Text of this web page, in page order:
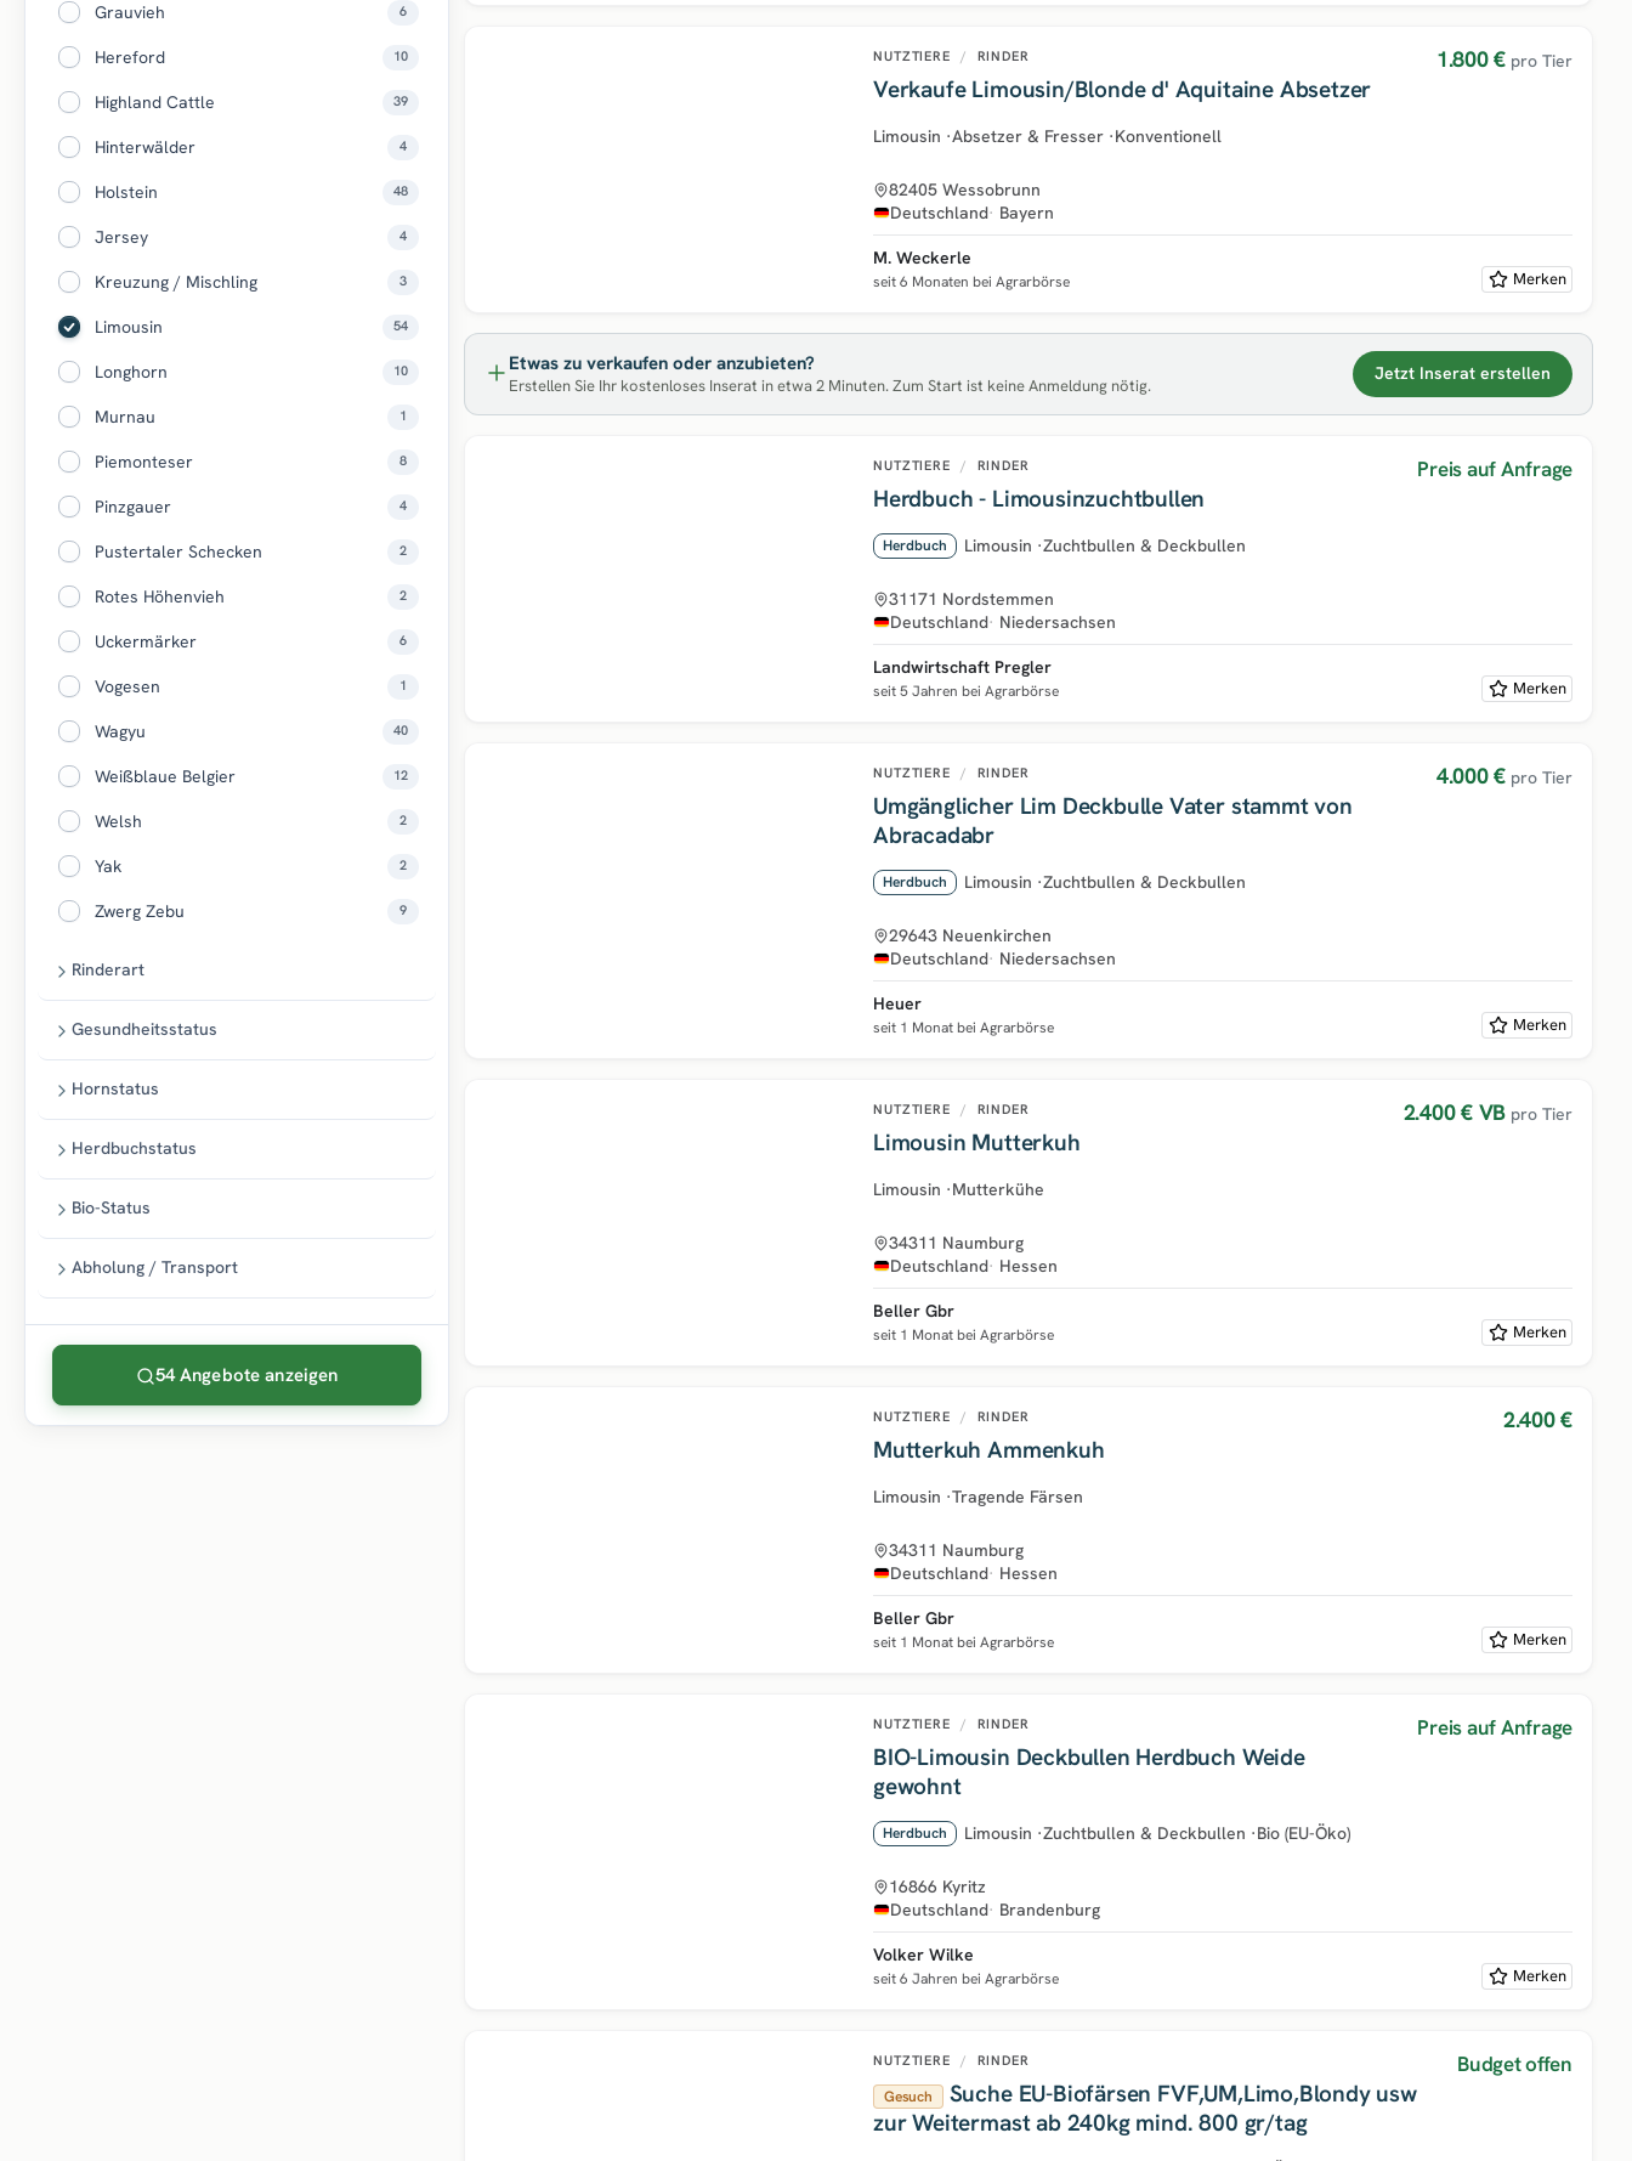
Grauvieh 6
Hereford 10
Highland Cattle 39
Hinterwälder 4
Holstein 48
Jersey 4
Kreuzung / Mischling 3
Limousin 54
Longhorn 10
Murnau 1
Piemonteser 8
Pinzgauer 4
Pustertaler Schecken 2
Rotes Höhenvieh 2
Uckermärker 6
Vogesen 1
Wagyu 40
Weißblaue Belgier 12
Welsh 2
Yak 2
Zwerg Zebu 9
Rinderart
Gesundheitsstatus
Hornstatus
Herdbuchstatus
Bio-Status
Abholung / Transport
54 Angebote anzeigen
NUTZTIERE / RINDER
Verkaufe Limousin/Blonde d' Aquitaine Absetzer
1.800 € pro Tier
Limousin ·Absetzer & Fresser ·Konventionell
82405 Wessobrunn
Deutschland Bayern
M. Weckerle
seit 6 Monaten bei Agrarbörse Merken
Etwas zu verkaufen oder anzubieten?
Erstellen Sie Ihr kostenloses Inserat in etwa 2 Minuten. Zum Start ist keine Anmeldung nötig.
Jetzt Inserat erstellen
NUTZTIERE / RINDER
Herdbuch - Limousinzuchtbullen
Preis auf Anfrage
Herdbuch Limousin ·Zuchtbullen & Deckbullen
31171 Nordstemmen
Deutschland Niedersachsen
Landwirtschaft Pregler
seit 5 Jahren bei Agrarbörse Merken
NUTZTIERE / RINDER
Umgänglicher Lim Deckbulle Vater stammt von
Abracadabr
4.000 € pro Tier
Herdbuch Limousin ·Zuchtbullen & Deckbullen
29643 Neuenkirchen
Deutschland Niedersachsen
Heuer
seit 1 Monat bei Agrarbörse Merken
NUTZTIERE / RINDER
Limousin Mutterkuh
2.400 € VB pro Tier
Limousin ·Mutterkühe
34311 Naumburg
Deutschland Hessen
Beller Gbr
seit 1 Monat bei Agrarbörse Merken
NUTZTIERE / RINDER
Mutterkuh Ammenkuh
2.400 €
Limousin ·Tragende Färsen
34311 Naumburg
Deutschland Hessen
Beller Gbr
seit 1 Monat bei Agrarbörse Merken
NUTZTIERE / RINDER
BIO-Limousin Deckbullen Herdbuch Weide
gewohnt
Preis auf Anfrage
Herdbuch Limousin ·Zuchtbullen & Deckbullen ·Bio (EU-Öko)
16866 Kyritz
Deutschland Brandenburg
Volker Wilke
seit 6 Jahren bei Agrarbörse Merken
NUTZTIERE / RINDER
Gesuch
Suche EU-Biofärsen FVF,UM,Limo,Blondy usw
zur Weitermast ab 240kg mind. 800 gr/tag
Budget offen